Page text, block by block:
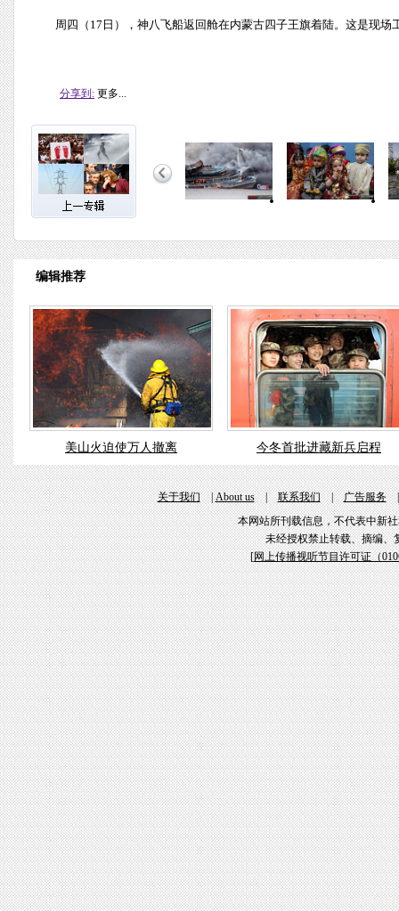
周四（17日），神八飞船返回舱在内蒙古四子王旗着陆。这是现
分享到: 更多...
编辑推荐
美山火迫使万人撤离 今冬首批进藏新兵启程
关于我们|About us|联系我们|广告服务
本网站所刊载信息，不代表中新
未经授权禁止转载、摘编、
[网上传播视听节目许可证（